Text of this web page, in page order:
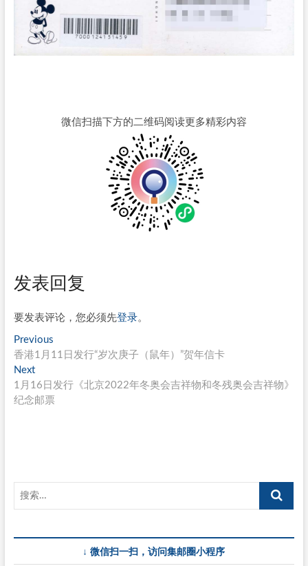
微信扫描下方的二维码阅读更多精彩内容
发表回复
要发表评论，您必须先登录。
文
章
导
航
PreviousPrevious
post:
香港1月11日发行“岁次庚子（鼠年）”贺年信卡
NextNext
post:
1月16日发行《北京2022年冬奥会吉祥物和冬残奥会吉祥物》
纪念邮票
↓ 微信扫一扫，访问集邮圈小程序